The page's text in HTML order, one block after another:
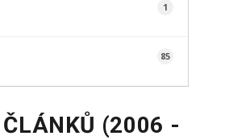
1
85
(2006 -